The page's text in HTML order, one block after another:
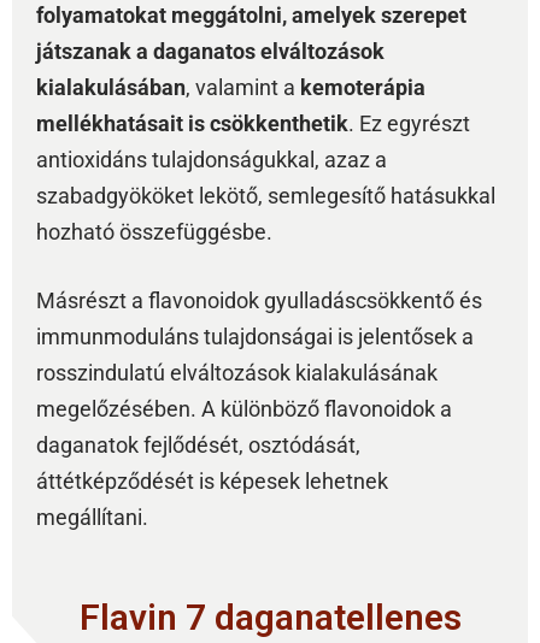
folyamatokat meggátolni, amelyek szerepet
játszanak a daganatos elváltozások
kialakulásában, valamint a kemoterápia
mellékhatásait is csökkenthetik. Ez egyrészt
antioxidáns tulajdonságukkal, azaz a
szabadgyököket lekötő, semlegesítő hatásukkal
hozható összefüggésbe.
Másrészt a flavonoidok gyulladáscsökkentő és
immunmoduláns tulajdonságai is jelentősek a
rosszindulatú elváltozások kialakulásának
megelőzésében. A különböző flavonoidok a
daganatok fejlődését, osztódását,
áttétképződését is képesek lehetnek
megállítani.
Flavin 7 daganatellenes